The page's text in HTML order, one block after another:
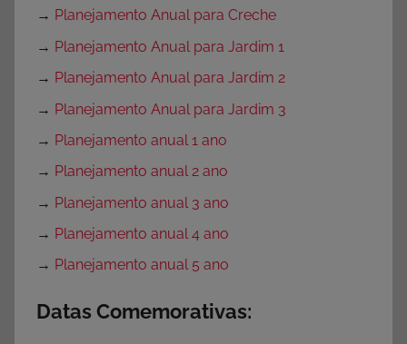
→ Planejamento Anual para Creche
→ Planejamento Anual para Jardim 1
→ Planejamento Anual para Jardim 2
→ Planejamento Anual para Jardim 3
→ Planejamento anual 1 ano
→ Planejamento anual 2 ano
→ Planejamento anual 3 ano
→ Planejamento anual 4 ano
→ Planejamento anual 5 ano
Datas Comemorativas: